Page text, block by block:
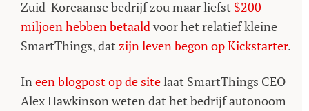
Zuid-Koreaanse bedrijf zou maar liefst $200
miljoen hebben betaaldvoor het relatief kleine
SmartThings, dat zijn leven begon op Kickstarter.
Ineen blogpost op de sitelaat SmartThings CEO
Alex Hawkinson weten dat het bedrijf autonoom